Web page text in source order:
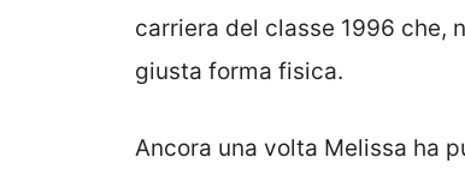
carriera del classe 1996 che,
giusta forma fisica.
Ancora una volta Melissa ha